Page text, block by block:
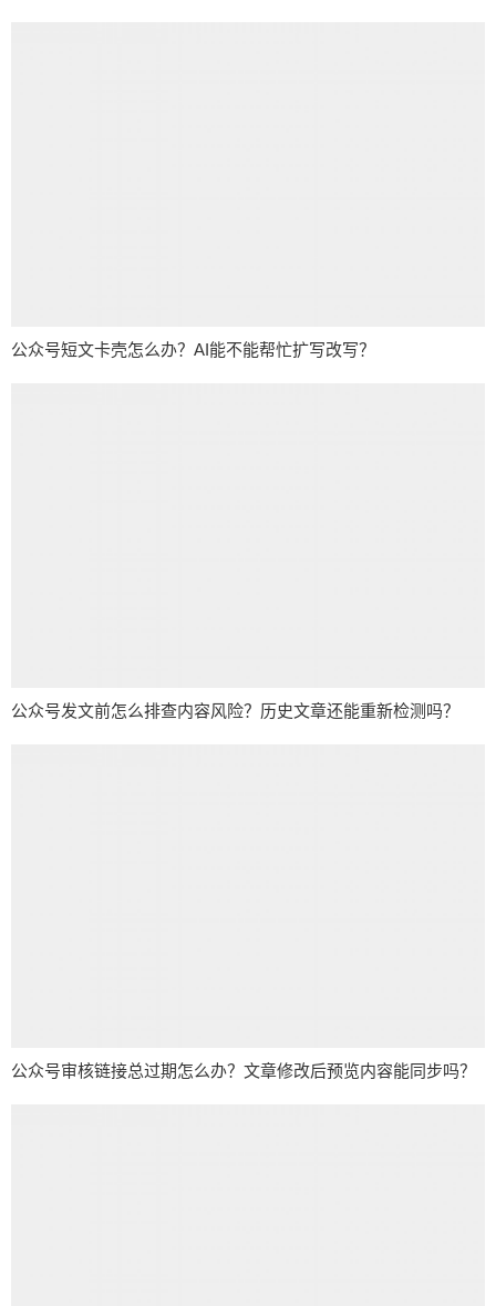
公众号短文卡壳怎么办？AI能不能帮忙扩写改写？
公众号发文前怎么排查内容风险？历史文章还能重新检测吗？
公众号审核链接总过期怎么办？文章修改后预览内容能同步吗？